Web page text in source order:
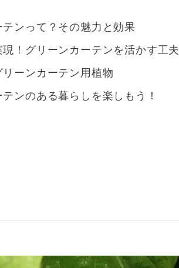
テンって？その魅力と効果
！グリーンカーテンを活かす工夫
ーンカーテン用植物
ンのある暮らしを楽しもう！